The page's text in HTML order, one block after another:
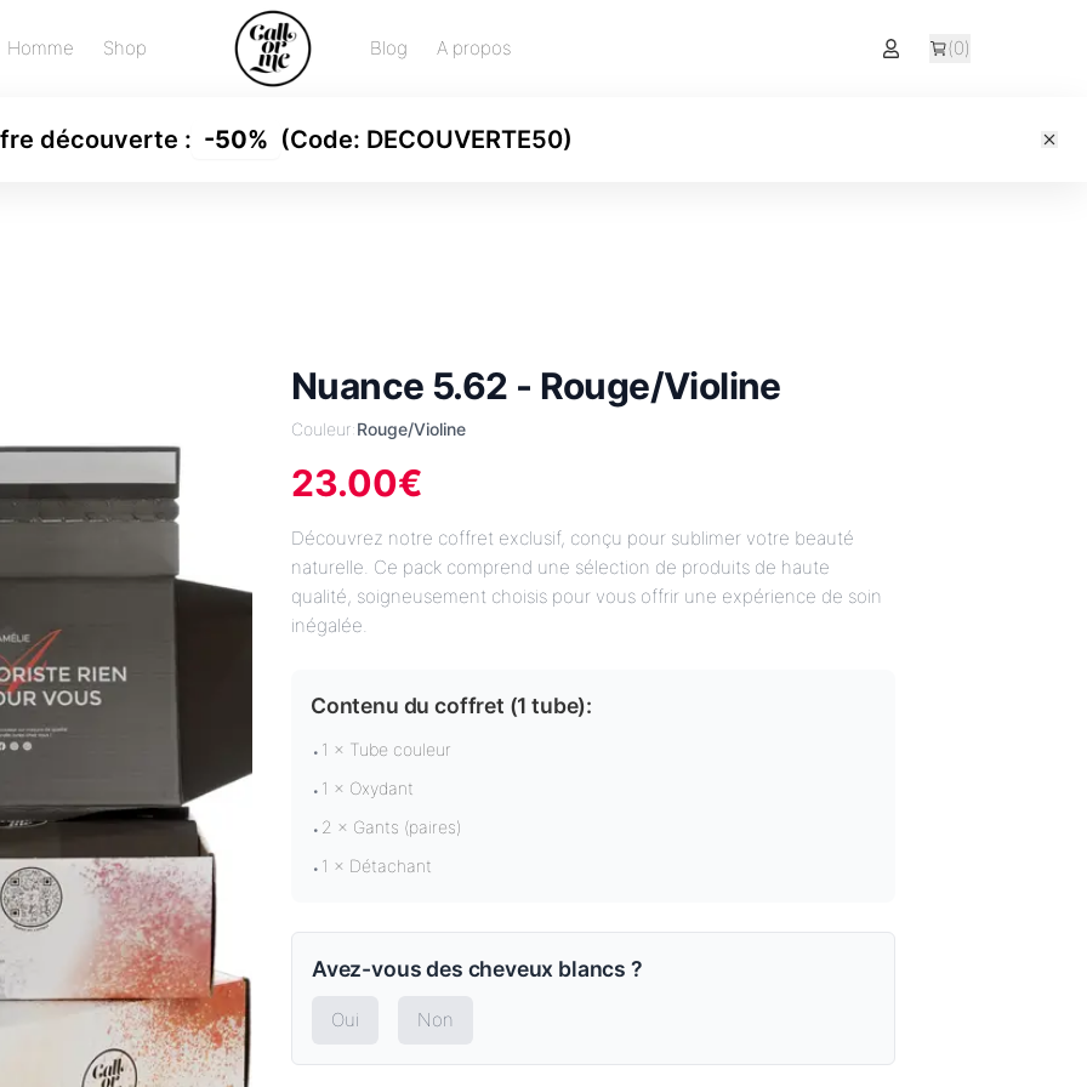
Homme Shop Blog A propos (0)
découverte : -50% (Code: DECOUVERTE50)
Nuance 5.62 - Rouge/Violine
Couleur:Rouge/Violine
23.00€
Découvrez notre coffret exclusif, conçu pour sublimer votre beauté
naturelle. Ce pack comprend une sélection de produits de haute
qualité, soigneusement choisis pour vous offrir une expérience de soin
inégalée.
Contenu du coffret (1 tube):
• 1 × Tube couleur
• 1 × Oxydant
• 2 × Gants (paires)
• 1 × Détachant
Avez-vous des cheveux blancs ?
Oui Non